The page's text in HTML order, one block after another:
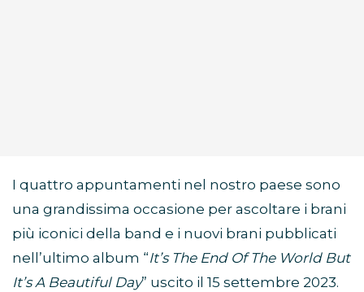
I quattro appuntamenti nel nostro paese sono
una grandissima occasione per ascoltare i brani
più iconici della band e i nuovi brani pubblicati
nell’ultimo album “It’s The End Of The World But
It’s A Beautiful Day” uscito il 15 settembre 2023.